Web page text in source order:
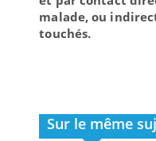
malade, ou
touchés.
Sur le même